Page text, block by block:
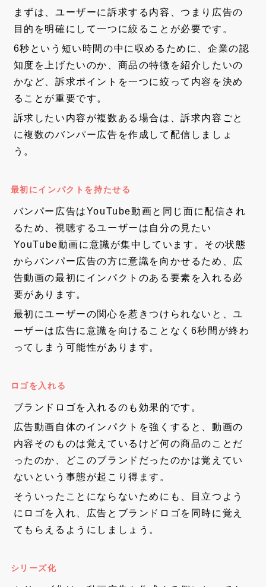
まずは、ユーザーに訴求する内容、つまり広告の
目的を明確にして一つに絞ることが必要です。
6秒という短い時間の中に収めるために、企業の認
知度を上げたいのか、商品の特徴を紹介したいの
かなど、訴求ポイントを一つに絞って内容を決め
ることが重要です。
訴求したい内容が複数ある場合は、訴求内容ごと
に複数のバンパー広告を作成して配信しましょ
う。
最初にインパクトを持たせる
バンパー広告はYouTube動画と同じ面に配信され
るため、視聴するユーザーは自分の見たい
YouTube動画に意識が集中しています。その状態
からバンパー広告の方に意識を向かせるため、広
告動画の最初にインパクトのある要素を入れる必
要があります。
最初にユーザーの関心を惹きつけられないと、ユ
ーザーは広告に意識を向けることなく6秒間が終わ
ってしまう可能性があります。
ロゴを入れる
ブランドロゴを入れるのも効果的です。
広告動画自体のインパクトを強くすると、動画の
内容そのものは覚えているけど何の商品のことだ
ったのか、どこのブランドだったのかは覚えてい
ないという事態が起こり得ます。
そういったことにならないためにも、目立つよう
にロゴを入れ、広告とブランドロゴを同時に覚え
てもらえるようにしましょう。
シリーズ化